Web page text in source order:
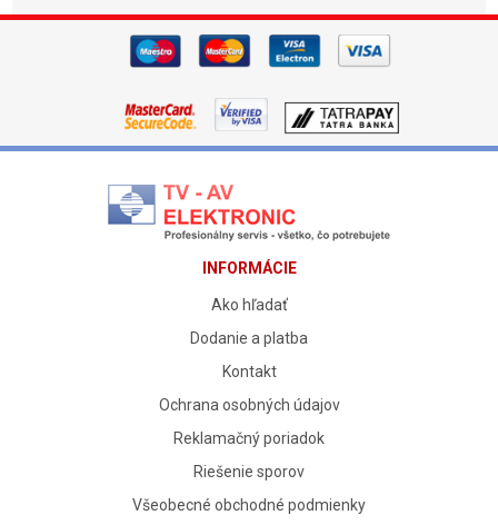
INFORMÁCIE
Ako hľadať
Dodanie a platba
Kontakt
Ochrana osobných údajov
Reklamačný poriadok
Riešenie sporov
Všeobecné obchodné podmienky